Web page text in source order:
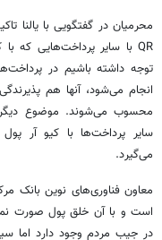
محرمیان در گفتگویی با یالنا
توجه داشته باشیم در
انجام می‌شود، آنها هم
محسوب می‌شوند. موضوع
سایر پرداخت‌ها با کیو آر
می‌گیرد.
معاون فناوری‌های نوین بانک
است و با آن خلق پول صورت
در جیب مردم وجود دارد اما